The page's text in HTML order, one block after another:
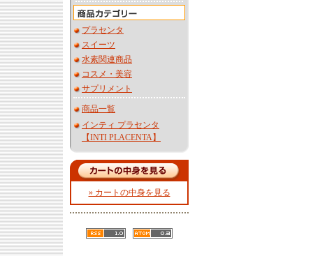
プラセンタ
スイーツ
水素関連商品
コスメ・美容
サプリメント
商品一覧
インティ プラセンタ
【INTI PLACENTA】
» カートの中身を見る